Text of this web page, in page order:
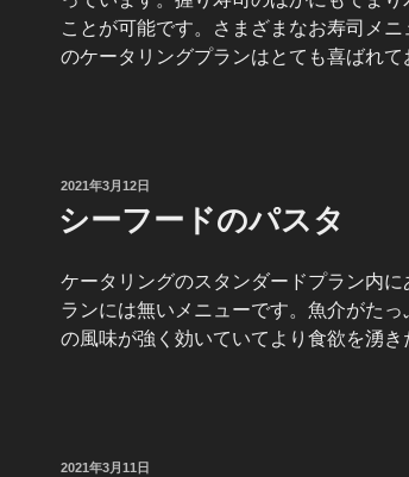
ことが可能です。さまざまなお寿司メ
のケータリングプランはとても喜ばれて
投
日:
2021年3月12日
シーフードのパスタ
ケータリングのスタンダードプラン内
ランには無いメニューです。魚介がた
の風味が強く効いていてより食欲を湧き
投
2021年3月11日